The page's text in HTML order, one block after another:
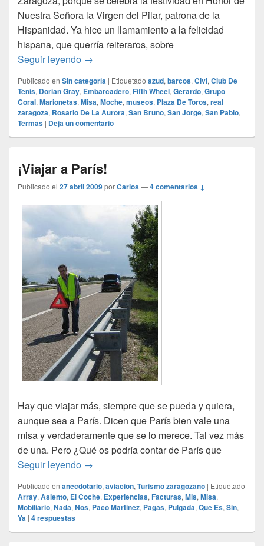
Nuestra Señora la Virgen del Pilar, patrona de la
Hispanidad. Ya hice un llamamiento a la felicidad
hispana, que querría reiteraros, sobre
Seguir leyendo Programa de fiestas. Lunes 12 de Octubre
→
Publicado en Sin categoría | Etiquetado azud, barcos, Civi, Club De
Tenis, Dorian Gray, Embarcadero, Fifth Wheel, Gerardo, Grupo
Coral, Marionetas, Misa, Moche, museos, Plaza De Toros, real
zaragoza, Rosario De La Aurora, San Bruno, San Jorge, San Pablo,
Termas | Deja un comentario
¡Viajar a París!
Publicado el 27 abril 2009porCarlos—4 comentarios ↓
Hay que viajar más, siempre que se pueda y quiera,
aunque sea a París. Dicen que París bien vale una
misa y verdaderamente que se lo merece. Tal vez más
de una. Pero ¿Qué os podría contar de París que
Seguir leyendo ¡Viajar a París!
→
Publicado en anecdotario, aviacion, Turismo zaragozano | Etiquetado
Array, Asiento, El Coche, Experiencias, Facturas, Mis, Misa,
Mobiliario, Nada, Nos, Paco Martinez, Pagas, Pulgada, Que Es, Sin,
Ya | 4respuestas